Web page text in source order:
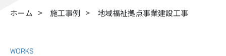
ホーム 施工事例 地域福祉拠点事業建設工事
WORKS